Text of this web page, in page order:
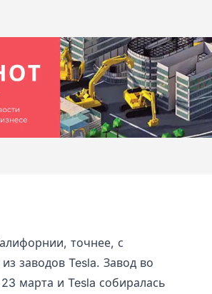
точнее, с
заводов Tesla. Завод во
марта и Tesla собиралась